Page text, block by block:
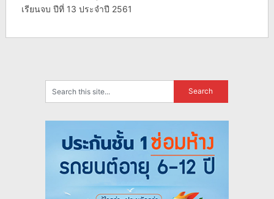
เรียนจบ ปีที่ 13 ประจำปี 2561